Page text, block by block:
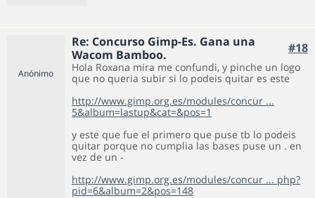
Re: Concurso Gimp-Es. Gana una
Wacom Bamboo.
#18
Anónimo
Hola Roxana mira me confundi, y pinche un logo
que no queria subir si lo podeis quitar es este
http://www.gimp.org.es/modules/concur ...
5&album=lastup&cat=&pos=1
y este que fue el primero que puse tb lo podeis
quitar porque no cumplia las bases puse un . en
vez de un -
http://www.gimp.org.es/modules/concur ... php?
pid=6&album=2&pos=148